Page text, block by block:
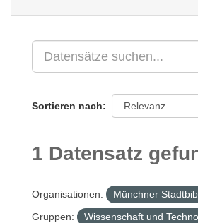
Sortieren nach
1 Datensatz
Organisationen:
Münchner
Gruppen:
Wissenschaft und